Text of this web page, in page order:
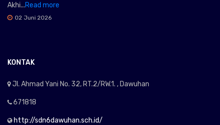
Akhi...Read more
02 Juni 2026
KONTAK
Jl. Ahmad Yani No. 32, RT.2/RW.1. , Dawuhan
671818
http://sdn6dawuhan.sch.id/